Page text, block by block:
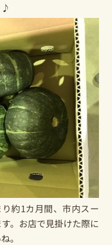
♪
約1カ月間、市内スー
。お店で見掛けた際に
。